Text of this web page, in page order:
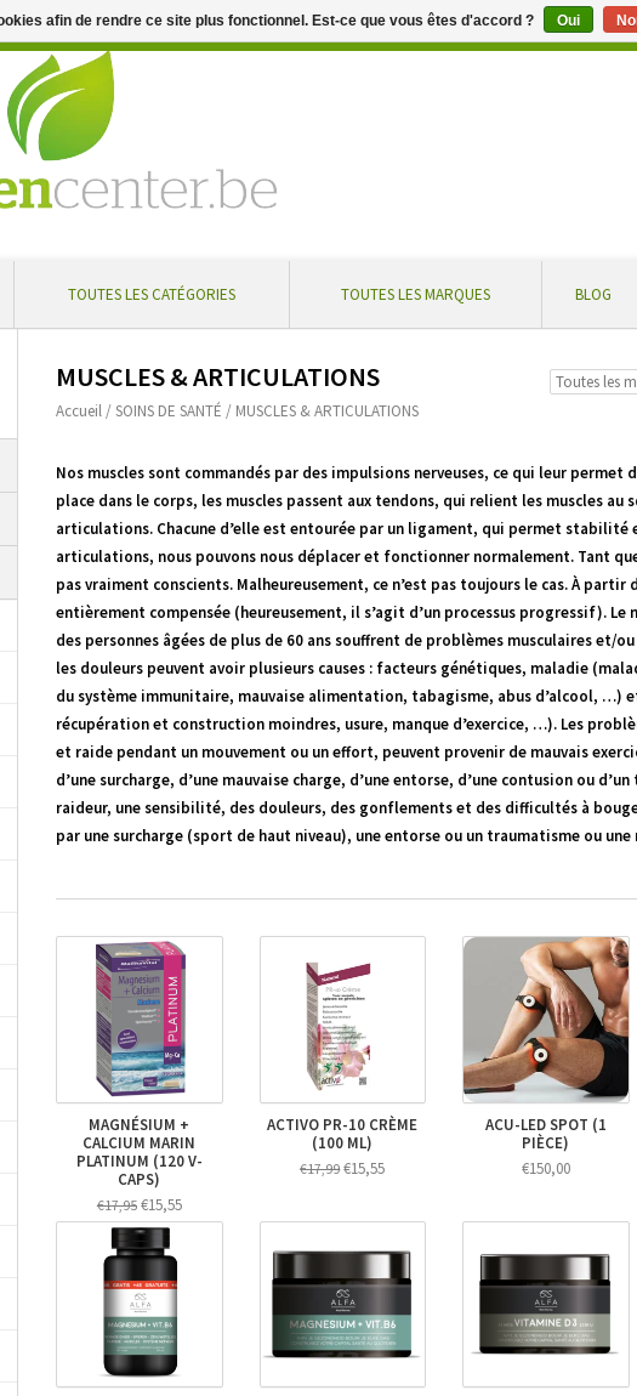
TOUTES LES CATÉGORIES TOUTES LES MARQUES BLOG
MUSCLES & ARTICULATIONS
Accueil /SOINS DE SANTÉ / MUSCLES & ARTICULATIONS
Nos muscles sont commandés par des impulsions nerveuses, ce qui leur permet
place dans le corps, les muscles passent aux tendons, qui relient les muscles
articulations. Chacune d’elle est entourée par un ligament, qui permet stabilité
articulations, nous pouvons nous déplacer et fonctionner normalement. Tant
pas vraiment conscients. Malheureusement, ce n’est pas toujours le cas. À
entièrement compensée (heureusement, il s’agit d’un processus progressif).
des personnes âgées de plus de 60 ans souffrent de problèmes musculaires
les douleurs peuvent avoir plusieurs causes : facteurs génétiques, maladie
du système immunitaire, mauvaise alimentation, tabagisme, abus d’alcool, …)
récupération et construction moindres, usure, manque d’exercice, …). Les
et raide pendant un mouvement ou un effort, peuvent provenir de mauvais
d’une surcharge, d’une mauvaise charge, d’une entorse, d’une contusion ou
raideur, une sensibilité, des douleurs, des gonflements et des difficultés à
par une surcharge (sport de haut niveau), une entorse ou un traumatisme ou
MAGNÉSIUM +
CALCIUM MARIN
PLATINUM (120 V-
CAPS)
€17,95€15,55
ACTIVO PR-10 CRÈME
(100 ML)
€17,99€15,55
ACU-LED SPOT (1
PIÈCE)
€150,00
afin de rendre ce site plus fonctionnel. Est-ce que vous êtes d'accord ? Oui
de 5 % à partir de € 100 ... Livraison gratuite en Belgique